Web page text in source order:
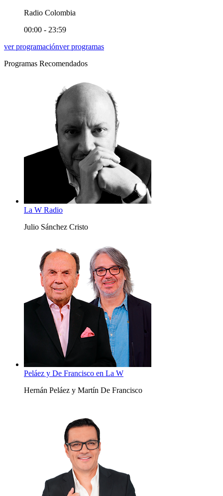
Radio Colombia
00:00 - 23:59
ver programaciónver programas
Programas Recomendados
La W Radio
Julio Sánchez Cristo
Peláez y De Francisco en La W
Hernán Peláez y Martín De Francisco